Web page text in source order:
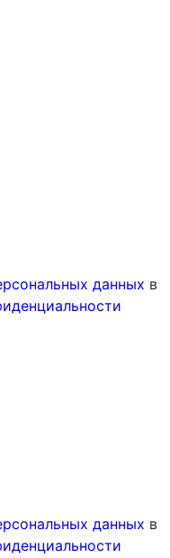
данных в
данных в